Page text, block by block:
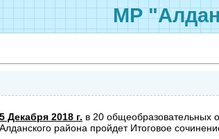
МР
5 Декабря 2018 г. в 20 общеобразовательных
Алданского района пройдет Итоговое